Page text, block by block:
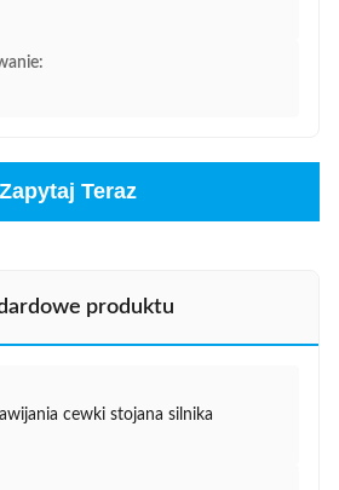
Zapytaj Teraz
produktu
cewki stojana silnika